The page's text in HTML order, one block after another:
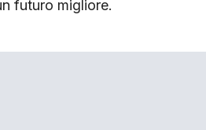
futuro migliore.